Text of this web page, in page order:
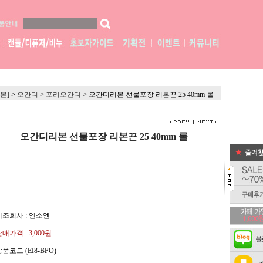
] > 오간디 > 포리오간디 > 오간디리본 선물포장 리본끈 25 40mm 롤
오간디리본 선물포장 리본끈 25 40mm 롤
조회사 : 엔소엔
매가격 : 3,000원
품코드 (EI8-BPO)